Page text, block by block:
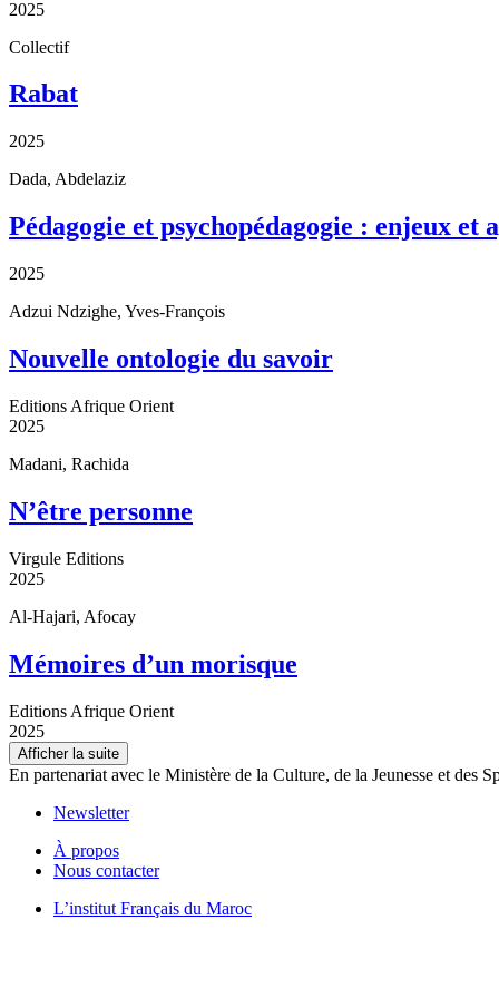
2025
Collectif
Rabat
2025
Dada, Abdelaziz
Pédagogie et psychopédagogie : enjeux et
2025
Adzui Ndzighe, Yves-François
Nouvelle ontologie du savoir
Editions Afrique Orient
2025
Madani, Rachida
N’être personne
Virgule Editions
2025
Al-Hajari, Afocay
Mémoires d’un morisque
Editions Afrique Orient
2025
Afficher la suite
En partenariat avec le Ministère de la Culture, de la Jeunesse et des
Newsletter
À propos
Nous contacter
L’institut Français du Maroc